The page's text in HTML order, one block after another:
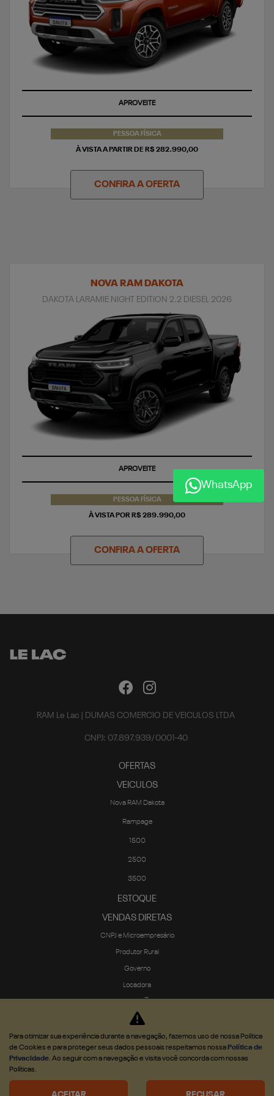
APROVEITE
PESSOA FÍSICA
À VISTA A PARTIR DE R$ 282.990,00
CONFIRA A OFERTA
NOVA RAM DAKOTA
DAKOTA LARAMIE NIGHT EDITION 2.2 DIESEL 2026
APROVEITE
PESSOA FÍSICA
À VISTA POR R$ 289.990,00
CONFIRA A OFERTA
RAM Le Lac | DUMAS COMERCIO DE VEICULOS LTDA
CNPJ: 07.897.939/0001-40
OFERTAS
VEICULOS
Nova RAM Dakota
Rampage
1500
2500
3500
ESTOQUE
VENDAS DIRETAS
CNPJ e Microempresário
Produtor Rural
Governo
Locadora
Financiamento
Seguro
ASSISTÊNCIA TÉCNICA
WhatsApp
Para otimizar sua experiência durante a navegação, fazemos uso de nossa Política
de Cookies e para proteger seus dados pessoais respeitamos nossa Política de
Privacidade. Ao seguir com a navegação e visita você concorda com nossas
Políticas.